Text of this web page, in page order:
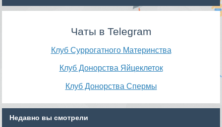
Чаты в Telegram
Клуб Суррогатного Материнства
Клуб Донорства Яйцеклеток
Клуб Донорства Спермы
Недавно вы смотрели